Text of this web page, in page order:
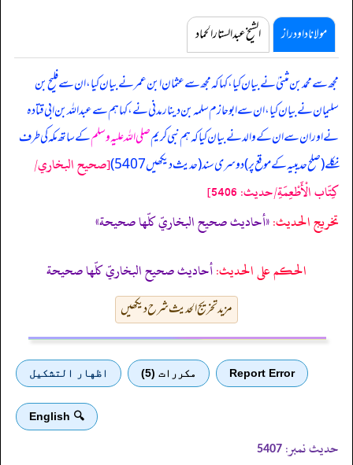
مولانا داود راز الشیخ عبدالستار الحماد
مجھ سے محمد بن مثنیٰ نے بیان کیا، کہا کہ مجھ سے عثمان ابن عمر نے بیان کیا، ان سے فلیح بن
سلیمان نے بیان کیا، ان سے ابوحازم سلمہ بن دینار مدنی نے، کہا ہم سے عبداللہ بن ابی قتادہ
نے اور ان سے ان کے والد نے بیان کیا کہہم نبی کریمصلی اللہ علیہ وسلمکے ساتھ مکہ کی طرف
نکلے (صلح حدیبیہ کے موقع پر) دوسری سند (حدیث دیکھیں 5407)
[صحيح البخاري/
كِتَاب الْأَطْعِمَةِ/حدیث: 5406]
تخریج الحدیث:«أحاديث صحيح البخاريّ كلّها صحيحة»
الحكم على الحديث:أحاديث صحيح البخاريّ كلّها صحيحة
مزید تخریج الحدیث شرح دیکھیں
Report Error مكررات (5) اظهار التشكيل
🔍 English
حدیث نمبر: 5407